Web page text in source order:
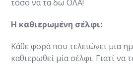
τόσο να τα δω ΟΛΑ!
Η καθιερωμένη σέλφι:
Kάθε φορά που τελειώνει μια
καθιερωθεί μία σέλφι. Γιατί να